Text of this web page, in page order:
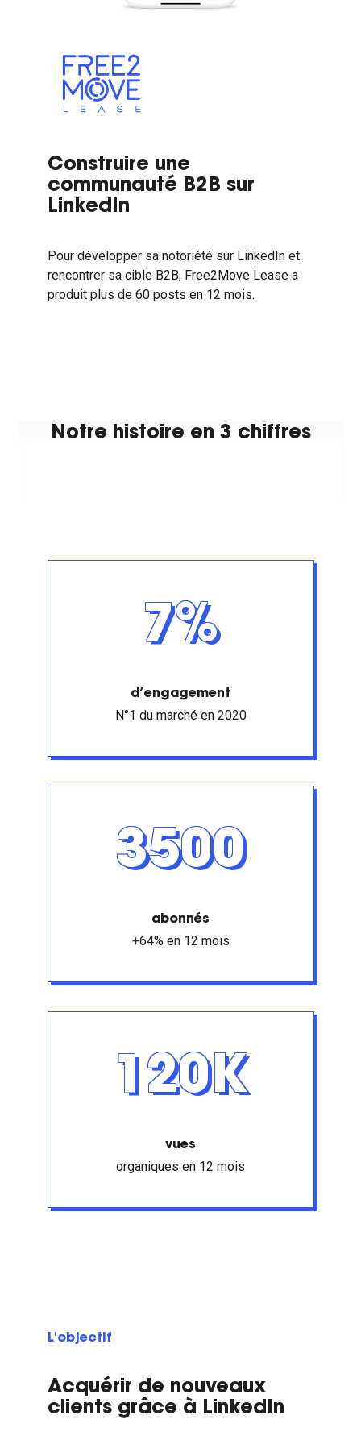
Construire une
communauté B2B sur
LinkedIn
Pour développer sa notoriété sur LinkedIn et
rencontrer sa cible B2B, Free2Move Lease a
produit plus de 60 posts en 12 mois.
Notre histoire en 3 chiffres
7%
d’engagement
N°1 du marché en 2020
3500
abonnés
+64% en 12 mois
120K
vues
organiques en 12 mois
L'objectif
Acquérir de nouveaux
clients grâce à LinkedIn